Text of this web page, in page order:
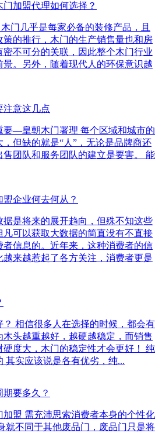
加盟代理如何选择？
门几乎是每家必备的装修产品，且
策的推行，木门的生产销售量也和房
密不可分的关联，因此整个木门行业
景。另外，随着现代人的环保意识越
注意这几点
要—皇朝木门署理 每个区域和城市的
但缺的就是“人”，无论是品牌商还
售团队和服务团队的建立是要害。 能
企业何去何从？
据是将来的展开趋向，但殊不知这些
凡可以获取大数据的简直没有不直接
者信息的。近年来，这种消费者的信
越来越惹起了各方关注，消费者更是
？ 相信很多人在选择的时候，都会有
头越重越好，越硬越稳定，而销售
硬度大，木门的稳定性才会更好！ 纯
其实应该说是各有优劣，纯...
要多久？
盟 需充沛思索消费者本身的个性化
就不同于其他废品门，废品门只是将